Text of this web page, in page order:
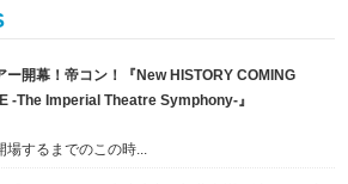
ー開幕！帝コン！『New HISTORY COMING
-The Imperial Theatre Symphony-』
するまでのこの時...